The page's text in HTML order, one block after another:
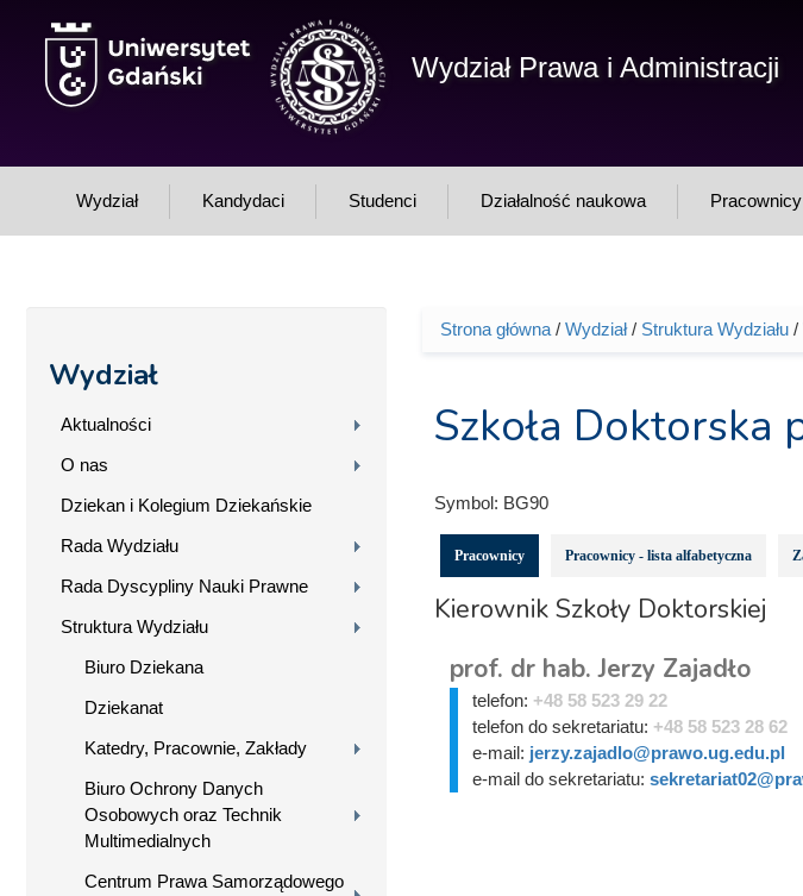
Wydział Prawa i Administracji
Wydział Kandydaci Studenci Działalność naukowa Pracownicy
Wydział
Aktualności
O nas
Dziekan i Kolegium Dziekańskie
Rada Wydziału
Rada Dyscypliny Nauki Prawne
Struktura Wydziału
Biuro Dziekana
Dziekanat
Katedry, Pracownie, Zakłady
Biuro Ochrony Danych
Osobowych oraz Technik
Multimedialnych
Centrum Prawa Samorządowego
Jesteś tutaj
Strona główna/ Wydział/ Struktura Wydziału/
Szkoła
Symbol: BG90
Pracownicy Pracownicy - lista alfabetyczna
Kierownik Szkoły Doktorskiej
prof. dr hab. Jerzy Zajadło
telefon: +48 58 523 29 22
telefon do sekretariatu: +48 58 523 28 62
e-mail: jerzy.zajadlo@prawo.ug.edu.pl
e-mail do sekretariatu: